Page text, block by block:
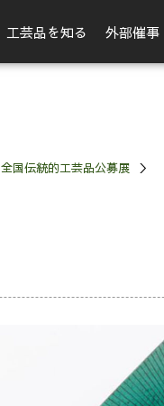
工芸品を知る 外部催事
全国伝統的工芸品公募展